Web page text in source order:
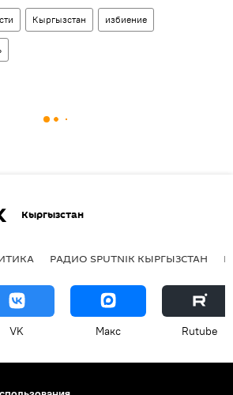
Кыргызстан избиение
Кыргызстан
РАДИО SPUTNIK КЫРГЫЗСТАН
VK Макс Rutube